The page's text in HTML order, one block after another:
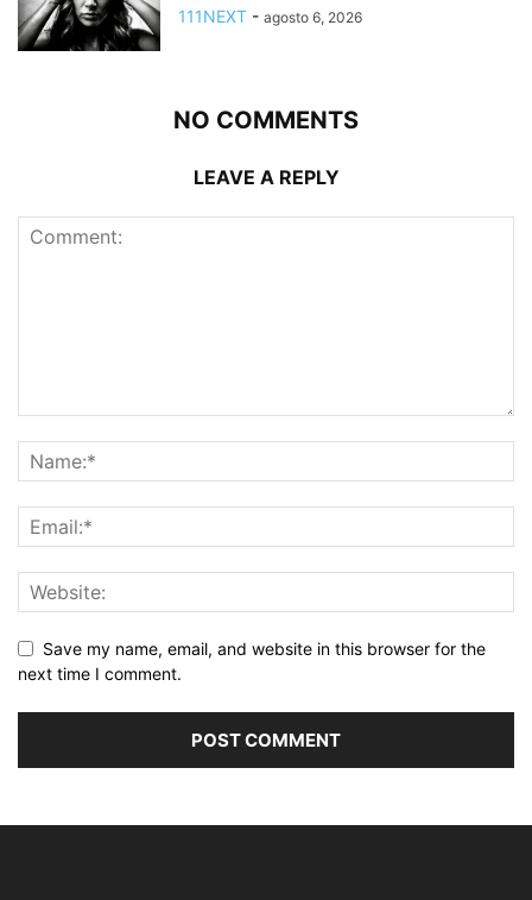
111NEXT - agosto 6, 2026
NO COMMENTS
LEAVE A REPLY
Save my name, email, and website in this browser for the
next time I comment.